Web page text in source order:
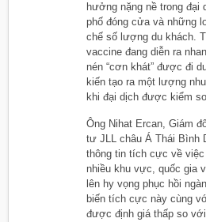
hưởng nặng nề trong
phố đóng cửa và những
chế số lượng du khách.
vaccine đang diễn ra
nén “cơn khát” được đi
kiến tạo ra một lượng
khi đại dịch được kiểm
Ông Nihat Ercan, Giám
tư JLL châu Á Thái Bình
thông tin tích cực về
nhiều khu vực, quốc gia
lên hy vọng phục hồi
biến tích cực này cùng
được định giá thấp so